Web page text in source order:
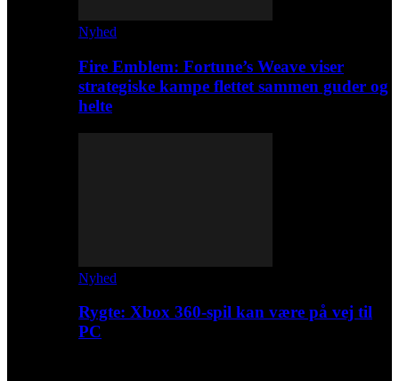
Nyhed
Fire Emblem: Fortune’s Weave viser
strategiske kampe flettet sammen guder og
helte
Nyhed
Rygte: Xbox 360-spil kan være på vej til
PC